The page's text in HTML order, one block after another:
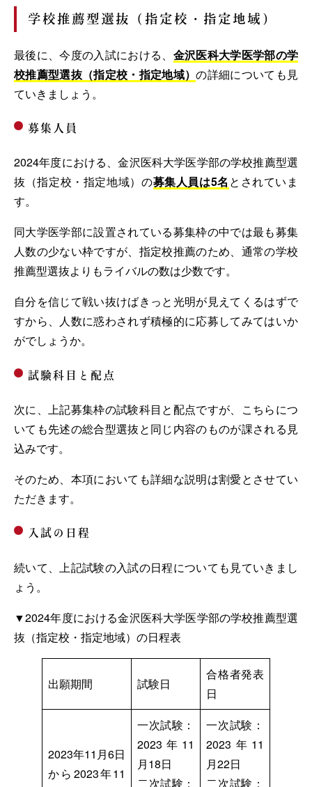
学校推薦型選抜（指定校・指定地域）
最後に、今度の入試における、 金沢医科大学医学部の学
校推薦型選抜（指定校・指定地域）の詳細についても見
ていきましょう。
募集人員
2024年度における、金沢医科大学医学部の学校推薦型選
抜（指定校・指定地域）の募集人員は5名 とされていま
す。
同大学医学部に設置されている募集枠の中では最も募集
人数の少ない枠ですが、指定校推薦のため、通常の学校
推薦型選抜よりもライバルの数は少数です。
自分を信じて戦い抜けばきっと光明が見えてくるはずで
すから、人数に惑わされず積極的に応募してみてはいか
がでしょうか。
試験科目と配点
次に、上記募集枠の試験科目と配点ですが、こちらにつ
いても先述の総合型選抜と同じ内容のものが課される見
込みです。
そのため、本項においても詳細な説明は割愛とさせてい
ただきます。
入試の日程
続いて、上記試験の入試の日程についても見ていきまし
ょう。
▼2024年度における金沢医科大学医学部の学校推薦型選
抜（指定校・指定地域）の日程表
出願期間 試験日
合格者発表
日
2023年11月6日
から2023年11
一次試験：
2023年11
月18日
二次試験：
一次試験：
2023年11
月22日
二次試験：